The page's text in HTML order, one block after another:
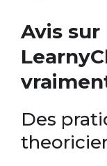
Avis
Des